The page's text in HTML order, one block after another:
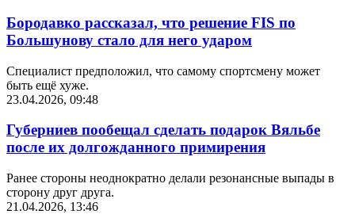
Бородавко рассказал, что решение FIS по
Большунову стало для него ударом
Специалист предположил, что самому спортсмену может
быть ещё хуже.
23.04.2026, 09:48
Губерниев пообещал сделать подарок Вяльбе
после их долгожданного примирения
Ранее стороны неоднократно делали резонансные выпады в
сторону друг друга.
21.04.2026, 13:46